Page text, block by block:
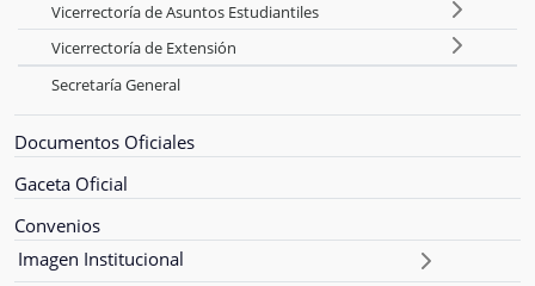
Vicerrectoría de Asuntos Estudiantiles
Vicerrectoría de Extensión
Secretaría General
Documentos Oficiales
Gaceta Oficial
Convenios
Imagen Institucional